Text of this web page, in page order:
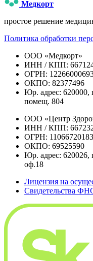
Медкорт
простое решение
Политика обработки
ООО «Медкорт»
ИНН / КПП:
ОГРН:
ОКПО: 82377496
Юр. адрес: 620000,
помещ. 804
ООО «Центр
ИНН / КПП:
ОГРН:
ОКПО: 69525590
Юр. адрес: 620026,
оф.18
Лицензия на
Свидетельства